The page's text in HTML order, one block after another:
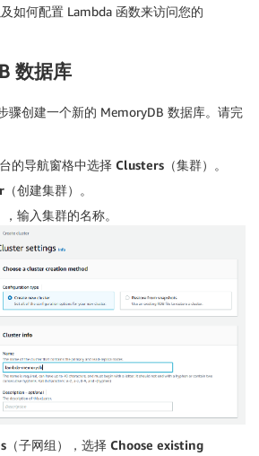
如何配置 Lambda 函数来访问您的
数据库
骤创建一个新的 MemoryDB 数据库。请完
的导航窗格中选择 Clusters （集群）。
（创建集群）。
，输入集群的名称。
（子网组），选择 Choose existing